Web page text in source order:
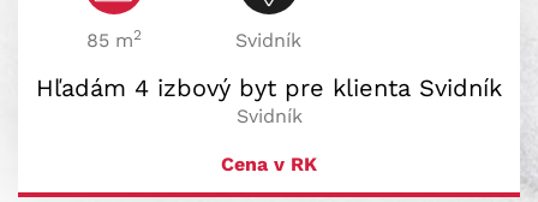
85 m2 Svidník
Hľadám 4 izbový byt pre klienta Svidník
Svidník
Cena v RK